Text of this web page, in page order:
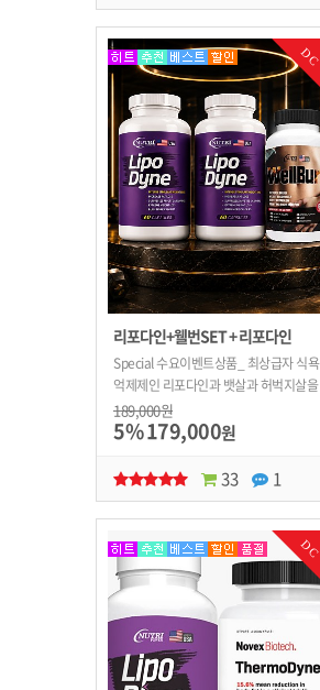
DC
리포다인+웰번SET + 리포다인
Special 수요이벤트상품_ 최상급자 식욕
억제제인 리포다인과 뱃살과 허벅지살을
타파하는 체지방분해제인 웰번_ 환상의
조합 거기에 리포다인 사은품까지...미쳤
189,000원
5%179,000원
33
1
DC